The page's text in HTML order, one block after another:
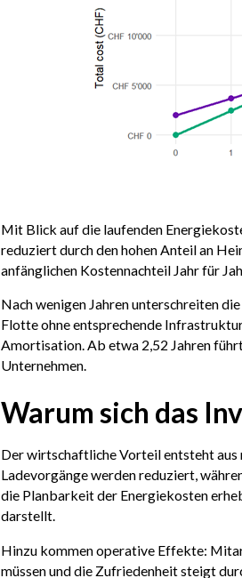
Mit Blick auf die laufenden
reduziert durch den hohen Anteil an
anfänglichen Kostennachteil Jahr für
Nach wenigen Jahren unterschreiten
Flotte ohne entsprechende
Amortisation. Ab etwa 2,52 Jahren
Unternehmen.
Warum sich das
Der wirtschaftliche Vorteil entsteht
Ladevorgänge werden reduziert,
die Planbarkeit der Energiekosten
darstellt.
Hinzu kommen operative Effekte:
müssen und die Zufriedenheit steigt